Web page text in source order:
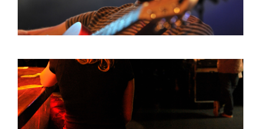
HOME AGENDA ARTDIVISION